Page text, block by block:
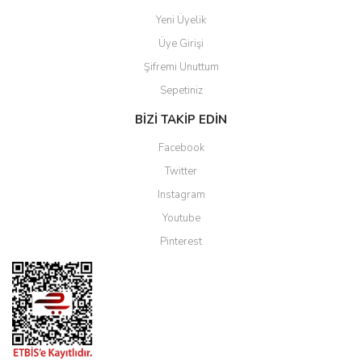
Yeni Üyelik
Üye Girişi
Şifremi Unuttum
Sepetiniz
BİZİ TAKİP EDİN
Facebook
Twitter
Instagram
Youtube
Pinterest